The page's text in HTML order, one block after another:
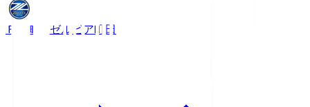
ＦＣ町田ゼルビア町田